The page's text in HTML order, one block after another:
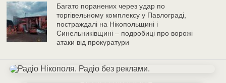
Багато поранених через удар по
торгівельному комплексу у Павлограді,
постраждалі на Нікопольщині і
Синельниківщині – подробиці про ворожі
атаки від прокуратури